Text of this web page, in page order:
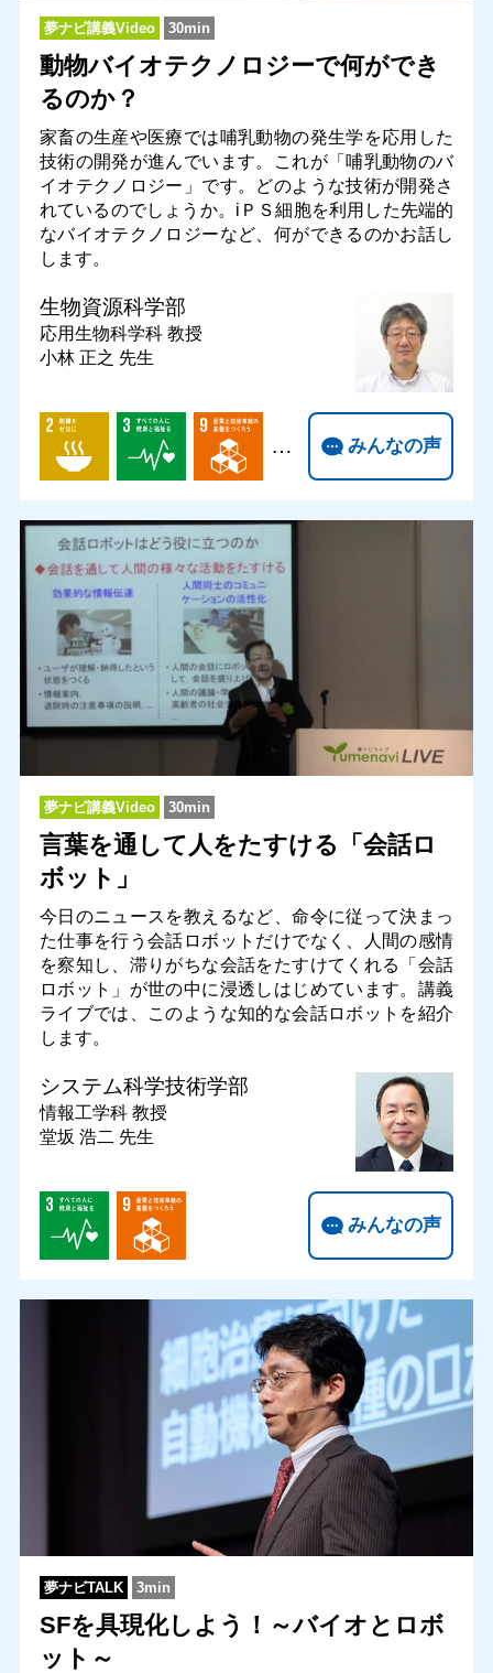
夢ナビ講義Video 30min
動物バイオテクノロジーで何ができ
るのか？
家畜の生産や医療では哺乳動物の発生学を応用した
技術の開発が進んでいます。これが「哺乳動物のバ
イオテクノロジー」です。どのような技術が開発さ
れているのでしょうか。iＰＳ細胞を利用した先端的
なバイオテクノロジーなど、何ができるのかお話し
します。
生物資源科学部
応用生物科学科 教授
小林 正之 先生
… みんなの声
夢ナビ講義Video 30min
言葉を通して人をたすける「会話ロ
ボット」
今日のニュースを教えるなど、命令に従って決まっ
た仕事を行う会話ロボットだけでなく、人間の感情
を察知し、滞りがちな会話をたすけてくれる「会話
ロボット」が世の中に浸透しはじめています。講義
ライブでは、このような知的な会話ロボットを紹介
します。
システム科学技術学部
情報工学科 教授
堂坂 浩二 先生
みんなの声
夢ナビTALK 3min
SFを具現化しよう！～バイオとロボ
ット～